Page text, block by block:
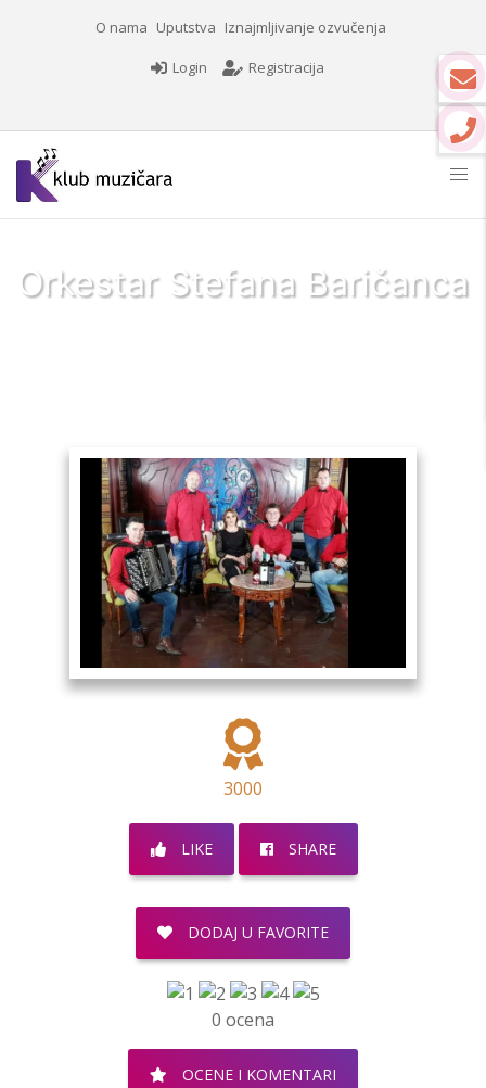
O nama Uputstva Iznajmljivanje ozvučenja
Login Registracija
Orkestar Stefana Baričanca
3000
LIKE SHARE
DODAJ U FAVORITE
0 ocena
OCENE I KOMENTARI